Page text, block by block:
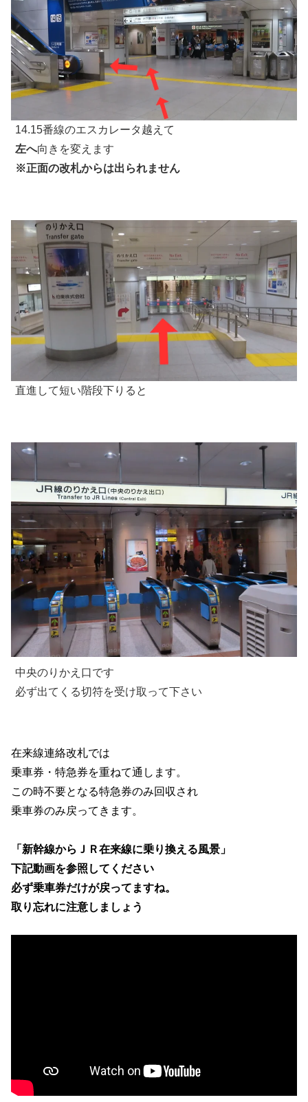
14.15番線のエスカレータ越えて
左へ向きを変えます
※正面の改札からは出られません
直進して短い階段下りると
中央のりかえ口です
必ず出てくる切符を受け取って下さい
在来線連絡改札では
乗車券・特急券を重ねて通します。
この時不要となる特急券のみ回収され
乗車券のみ戻ってきます。
「新幹線からＪＲ在来線に乗り換える風景」
下記動画を参照してください
必ず乗車券だけが戻ってますね。
取り忘れに注意しましょう